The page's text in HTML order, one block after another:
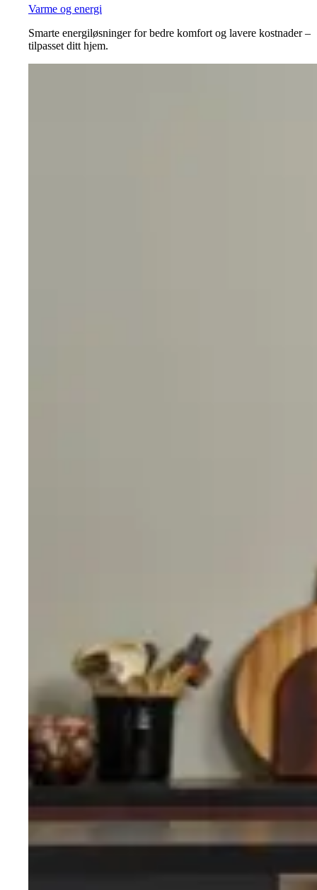
Varme og energi
Smarte energiløsninger for bedre komfort og lavere kostnader –
tilpasset ditt hjem.